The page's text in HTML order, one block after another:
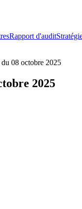
Rapport d'audit
08 octobre 2025
2025